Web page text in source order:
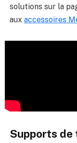
solutions sur la
aux accessoires
Supports de